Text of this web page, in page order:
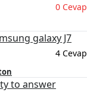
0 Cevap
galaxy J7
4 Cevap
to answer